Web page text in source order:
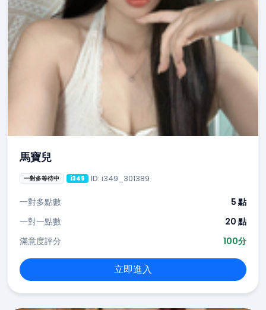
馬寶兒
一對多等待中 i349 ID: i349_301389
一對多點數
5 點
一對一點數
20 點
滿意度評分
100分
立即進入